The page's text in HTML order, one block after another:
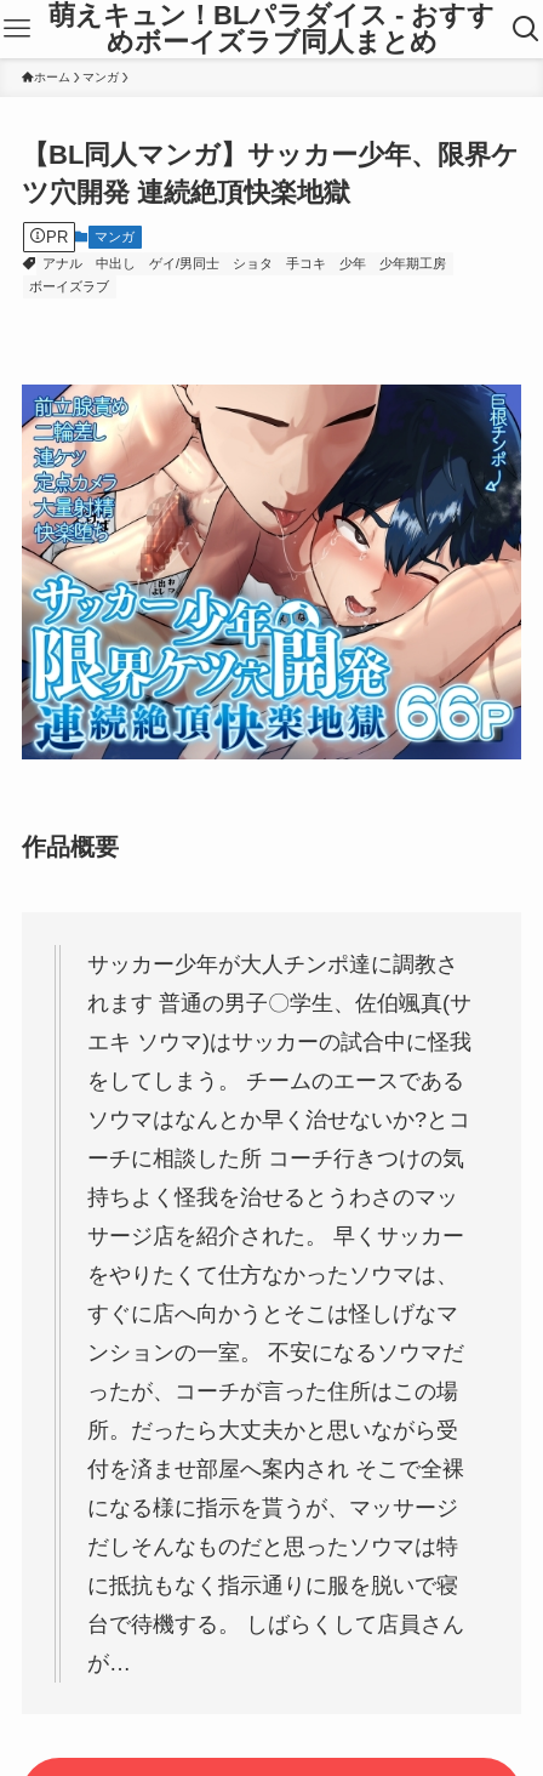
萌えキュン！BLパラダイス - おすす
めボーイズラブ同人まとめ
ホーム マンガ
【BL同人マンガ】サッカー少年、限界ケ
ツ穴開発 連続絶頂快楽地獄
PR
マンガ
アナル
中出し ゲイ/男同士 ショタ 手コキ 少年
少年期工房
ボーイズラブ
作品概要
サッカー少年が大人チンポ達に調教さ
れます 普通の男子〇学生、佐伯颯真(サ
エキ ソウマ)はサッカーの試合中に怪我
をしてしまう。 チームのエースである
ソウマはなんとか早く治せないか?とコ
ーチに相談した所 コーチ行きつけの気
持ちよく怪我を治せるとうわさのマッ
サージ店を紹介された。 早くサッカー
をやりたくて仕方なかったソウマは、
すぐに店へ向かうとそこは怪しげなマ
ンションの一室。 不安になるソウマだ
ったが、コーチが言った住所はこの場
所。だったら大丈夫かと思いながら受
付を済ませ部屋へ案内され そこで全裸
になる様に指示を貰うが、マッサージ
だしそんなものだと思ったソウマは特
に抵抗もなく指示通りに服を脱いで寝
台で待機する。 しばらくして店員さん
が…